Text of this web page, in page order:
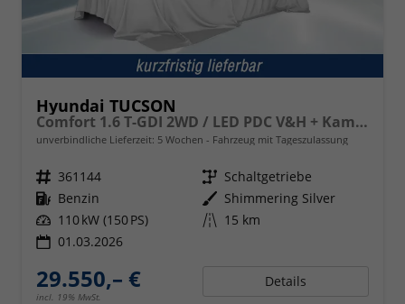
Hyundai TUCSON
Comfort 1.6 T-GDI 2WD / LED PDC V&H + Kamera Sitz Lenkradheizung Alu 18"
unverbindliche Lieferzeit: 5 Wochen Fahrzeug mit Tageszulassung
Fahrzeugnr. 361144 Getriebe Schaltgetriebe
Kraftstoff Benzin Außenfarbe Shimmering Silver
Leistung 110 kW (150 PS) Kilometerstand 15 km
01.03.2026
29.550,– €
incl. 19% MwSt.
Details